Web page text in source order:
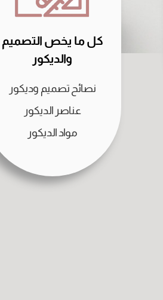
كل ما يخص التصميم
والديكور
نصائح تصميم وديكور
عناصر الديكور
مواد الديكور